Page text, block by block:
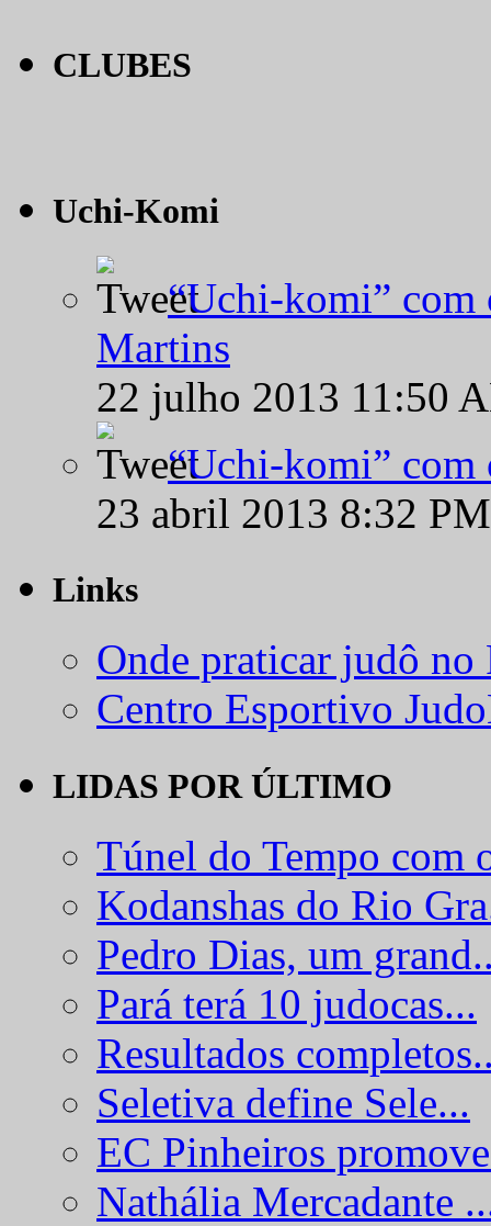
CLUBES
Uchi-Komi
“Uchi-komi” com
Martins
22 julho 2013 11:50
“Uchi-komi” com
23 abril 2013 8:32
Links
Onde praticar judô
Centro Esportivo
LIDAS POR ÚLTIMO
Túnel do Tempo com
Kodanshas do Rio
Pedro Dias, um
Pará terá 10 judocas...
Resultados
Seletiva define Sele...
EC Pinheiros
Nathália Mercadante